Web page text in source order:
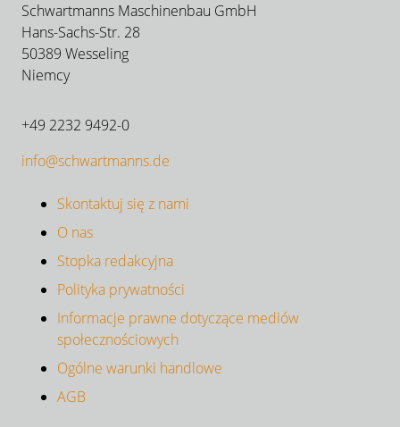
Schwartmanns Maschinenbau GmbH
Hans-Sachs-Str. 28
50389 Wesseling
Niemcy
+49 2232 9492-0
info@schwartmanns.de
Skontaktuj się z nami
O nas
Stopka redakcyjna
Polityka prywatności
Informacje prawne dotyczące mediów
społecznościowych
Ogólne warunki handlowe
AGB